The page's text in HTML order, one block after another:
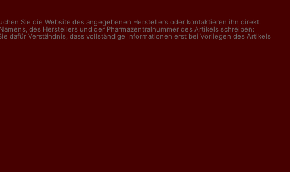
Sie die Website des angegebenen Herstellers oder kontaktieren ihn direkt.
des Herstellers und der Pharmazentralnummer des Artikels schreiben:
dafür Verständnis, dass vollständige Informationen erst bei Vorliegen des Artikels